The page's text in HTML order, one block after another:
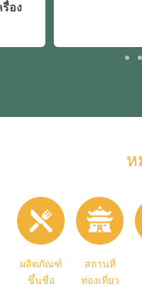
ห
ผลิตภัณฑ์
ขึ้นชื่อ
สถานที่
ท่องเที่ยว